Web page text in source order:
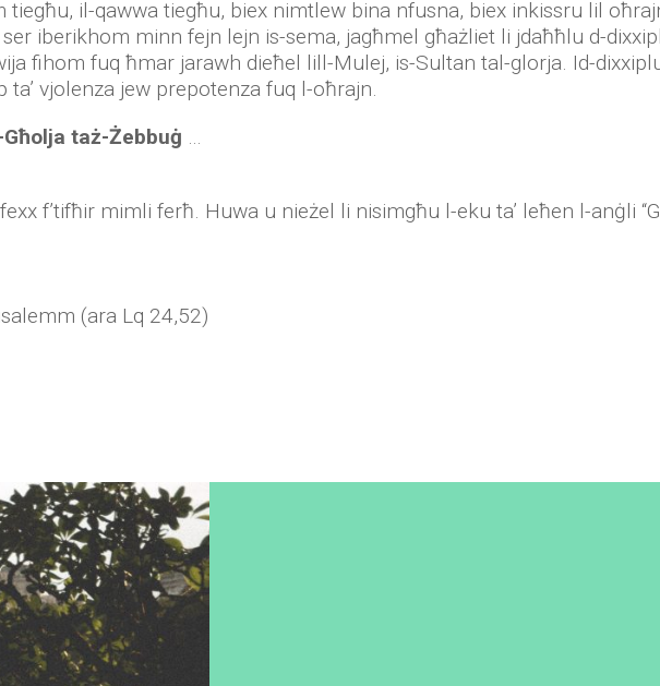
il-qawwa tiegħu, biex nimtlew bina nfusna, biex inkissru lil
iberikhom minn fejn lejn is-sema, jagħmel għażliet li jdaħħlu d-
fihom fuq ħmar jarawh dieħel lill-Mulej, is-Sultan tal-glorja. Id-
ta’ vjolenza jew prepotenza fuq l-oħrajn.
taż-Żebbuġ …
f’tifħir mimli ferħ. Huwa u nieżel li nisimgħu l-eku ta’ leħen l-anġli
(ara Lq 24,52)